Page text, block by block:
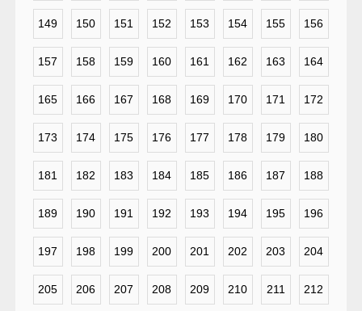
149 150 151 152 153 154 155 156
157 158 159 160 161 162 163 164
165 166 167 168 169 170 171 172
173 174 175 176 177 178 179 180
181 182 183 184 185 186 187 188
189 190 191 192 193 194 195 196
197 198 199 200 201 202 203 204
205 206 207 208 209 210 211 212